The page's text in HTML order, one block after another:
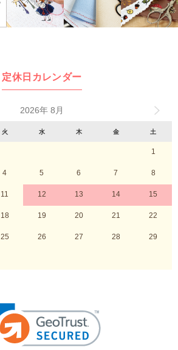
定休日カレンダー
2026年 8月
火 水 木 金 土
1
4 5 6 7 8
11 12 13 14 15
18 19 20 21 22
25 26 27 28 29